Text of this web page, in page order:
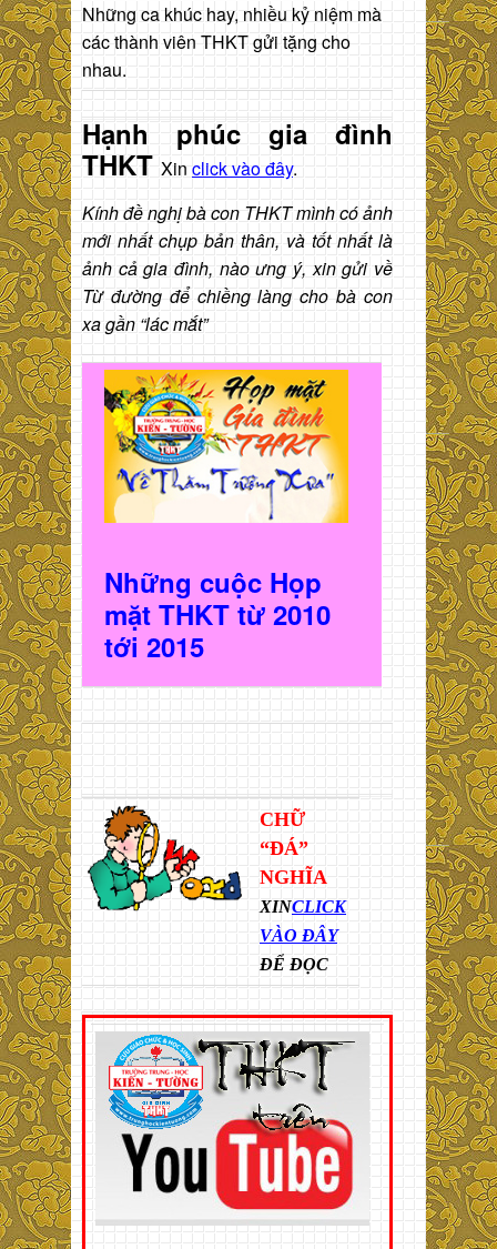
Những ca khúc hay, nhiều kỷ niệm mà
các thành viên THKT gửi tặng cho
nhau.
Hạnh phúc gia đình
THKT Xin click vào đây.
Kính đề nghị bà con THKT mình có ảnh
mới nhất chụp bản thân, và tốt nhất là
ảnh cả gia đình, nào ưng ý, xin gửi về
Từ đường để chiềng làng cho bà con
xa gần “lác mắt”
Những cuộc Họp
mặt THKT từ 2010
tới 2015
CHỮ
“ĐÁ”
NGHĨA
XINCLICK
VÀO ĐÂY
ĐỂ ĐỌC